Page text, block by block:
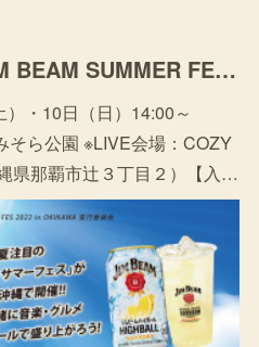
[LIVE] 7月9日(土) JIM BEAM SUMMER FES in OKINAWA at COZY BRZCH CLUB (入場無料)
）・10日（日）14:00～
そら公園 ※LIVE会場：COZY
県那覇市辻３丁目２）【入…